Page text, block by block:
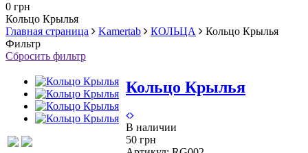
0 грн
Кольцо Крылья
Главная страница
Kamertab КОЛЬЦА
Кольцо Крылья
Фильтр
Сбросить фильтр
Кольцо Крылья
В наличии
50 грн